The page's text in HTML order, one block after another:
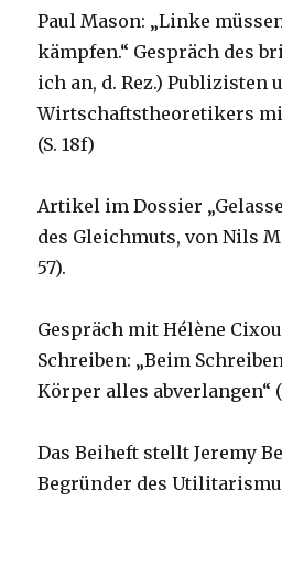
Paul Mason: „Linke
kämpfen.“ Gespräch des
ich an, d. Rez.) Publizisten
Wirtschaftstheoretikers
(S. 18f)
Artikel im Dossier
des Gleichmuts, von Nils
57).
Gespräch mit Hélène
Schreiben: „Beim
Körper alles abverlangen“
Das Beiheft stellt Jeremy
Begründer des